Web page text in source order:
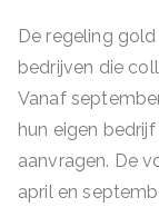
De regeling
bedrijven die
Vanaf
hun eigen
aanvragen. De
april en